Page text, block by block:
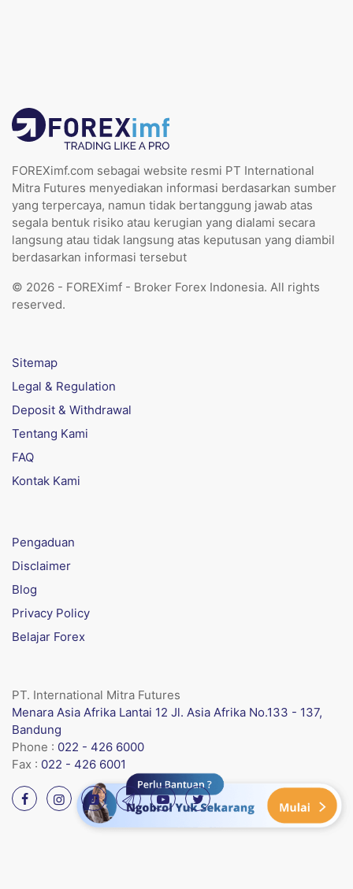
FOREXimf.com sebagai website resmi PT International
Mitra Futures menyediakan informasi berdasarkan sumber
yang terpercaya, namun tidak bertanggung jawab atas
segala bentuk risiko atau kerugian yang dialami secara
langsung atau tidak langsung atas keputusan yang diambil
berdasarkan informasi tersebut
© 2026 - FOREXimf - Broker Forex Indonesia. All rights
reserved.
Sitemap
Legal & Regulation
Deposit & Withdrawal
Tentang Kami
FAQ
Kontak Kami
Pengaduan
Disclaimer
Blog
Privacy Policy
Belajar Forex
PT. International Mitra Futures
Menara Asia Afrika Lantai 12 Jl. Asia Afrika No.133 - 137,
Bandung
Phone : 022 - 426 6000
Fax : 022 - 426 6001